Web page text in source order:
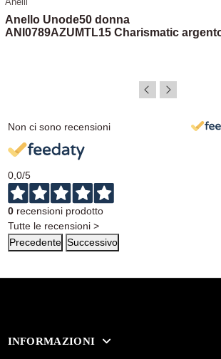
Anello Unode50 donna
ANI0789AZUMTL15 Charismatic
Non ci sono recensioni
0,0/5
0recensioni prodotto
Tutte le recensioni >
Precedente Successivo
INFORMAZIONI